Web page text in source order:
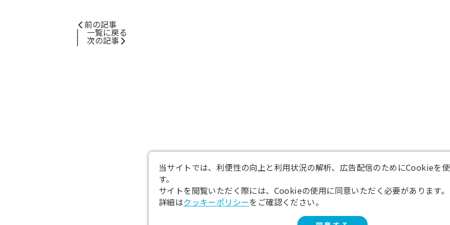
前の記事
一覧に戻る
次の記事
当サイトでは、利便性の向上と利用状況の解析、広告配信のためにCookieを
す。
サイトを閲覧いただく際には、Cookieの使用に同意いただく必要があります。
詳細はクッキーポリシーをご確認ください。